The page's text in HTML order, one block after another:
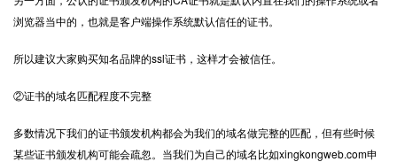
浏览器当中的，也就是客户端操作系统默认信任的证书。
所以建议大家购买知名品牌的ssl证书，这样才会被信任。
②证书的域名匹配程度不完整
多数情况下我们的证书颁发机构都会为我们的域名做完整的匹配，但有些时候
某些证书颁发机构可能会疏忽。当我们为自己的域名比如xingkongweb.com申